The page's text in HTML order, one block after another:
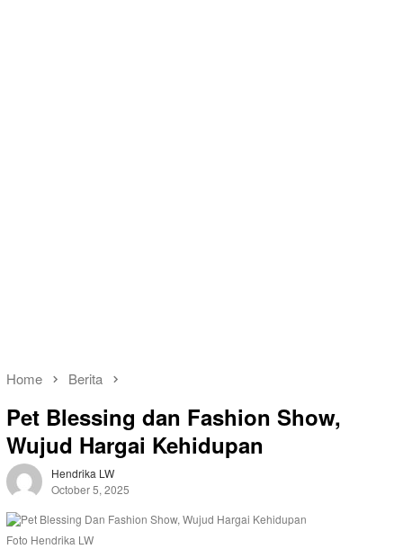
Home Berita
Pet Blessing dan Fashion Show,
Wujud Hargai Kehidupan
Hendrika LW
October 5, 2025
Foto Hendrika LW